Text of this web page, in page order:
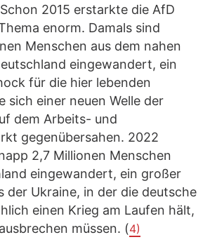
2015 erstarkte die AfD
enorm. Damals sind
Menschen aus dem nahen
eingewandert, ein
für die hier lebenden
sich einer neuen Welle der
dem Arbeits- und
gegenübersahen. 2022
2,7 Millionen Menschen
eingewandert, ein großer
der Ukraine, in der die deutsche
einen Krieg am Laufen hält,
müssen. (4)